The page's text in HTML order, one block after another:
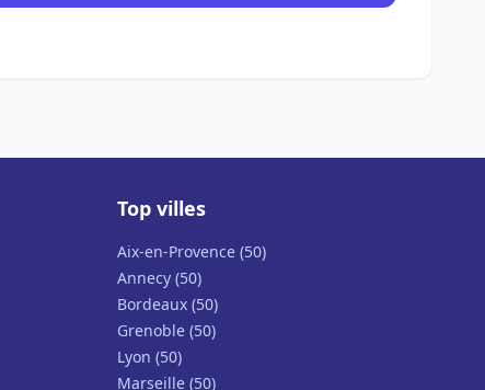
Top villes
Aix-en-Provence (50)
Annecy (50)
Bordeaux (50)
Grenoble (50)
Lyon (50)
Marseille (50)